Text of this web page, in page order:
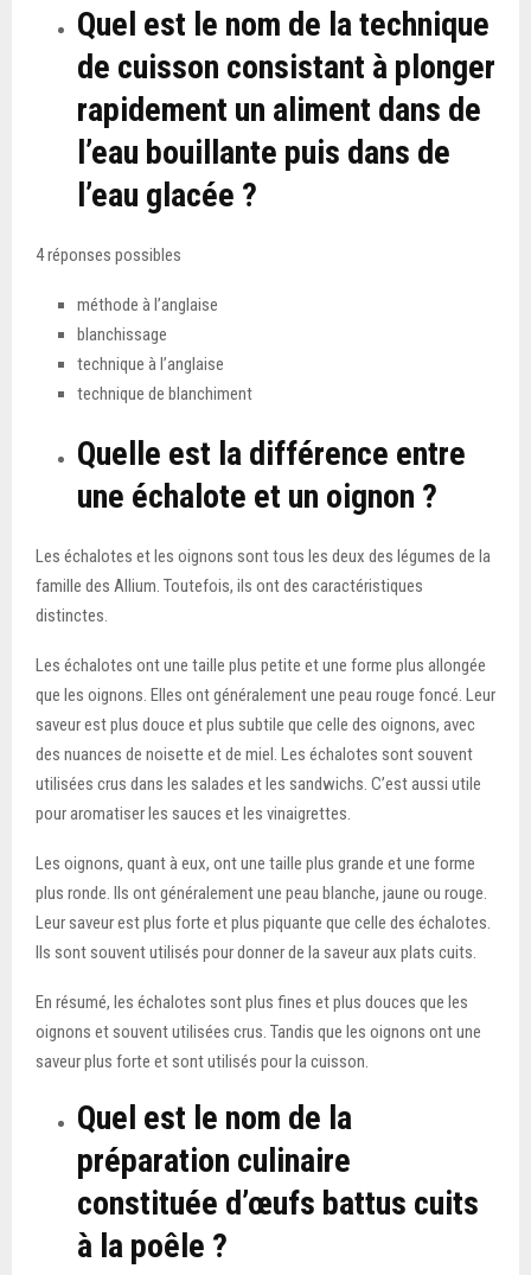
Quel est le nom de la technique
de cuisson consistant à plonger
rapidement un aliment dans de
l’eau bouillante puis dans de
l’eau glacée ?
4 réponses possibles
méthode à l’anglaise
blanchissage
technique à l’anglaise
technique de blanchiment
Quelle est la différence entre
une échalote et un oignon ?
Les échalotes et les oignons sont tous les deux des légumes de la
famille des Allium. Toutefois, ils ont des caractéristiques
distinctes.
Les échalotes ont une taille plus petite et une forme plus allongée
que les oignons. Elles ont généralement une peau rouge foncé. Leur
saveur est plus douce et plus subtile que celle des oignons, avec
des nuances de noisette et de miel. Les échalotes sont souvent
utilisées crus dans les salades et les sandwichs. C’est aussi utile
pour aromatiser les sauces et les vinaigrettes.
Les oignons, quant à eux, ont une taille plus grande et une forme
plus ronde. Ils ont généralement une peau blanche, jaune ou rouge.
Leur saveur est plus forte et plus piquante que celle des échalotes.
Ils sont souvent utilisés pour donner de la saveur aux plats cuits.
En résumé, les échalotes sont plus fines et plus douces que les
oignons et souvent utilisées crus. Tandis que les oignons ont une
saveur plus forte et sont utilisés pour la cuisson.
Quel est le nom de la
préparation culinaire
constituée d’œufs battus cuits
à la poêle ?